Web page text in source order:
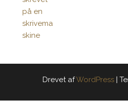
Drevet afWordPress |